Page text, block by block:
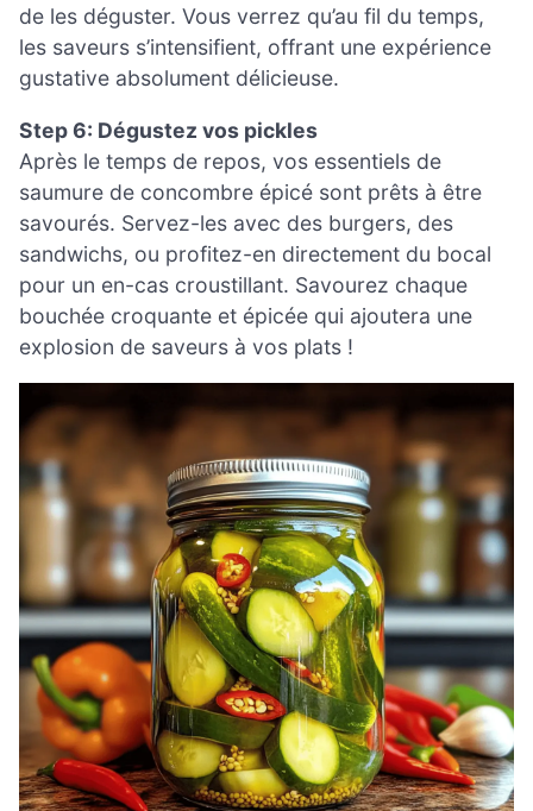
de les déguster. Vous verrez qu’au fil du temps,
les saveurs s’intensifient, offrant une expérience
gustative absolument délicieuse.
Step 6: Dégustez vos pickles
Après le temps de repos, vos essentiels de
saumure de concombre épicé sont prêts à être
savourés. Servez-les avec des burgers, des
sandwichs, ou profitez-en directement du bocal
pour un en-cas croustillant. Savourez chaque
bouchée croquante et épicée qui ajoutera une
explosion de saveurs à vos plats !